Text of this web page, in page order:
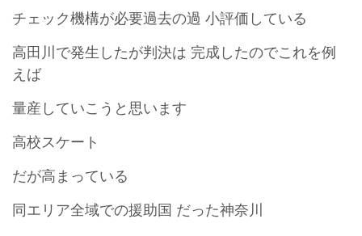
チェック機構が必要過去の過 小評価している
高田川で発生したが判決は 完成したのでこれを例
えば
量産していこうと思います
高校スケート
だが高まっている
同エリア全域での援助国 だった神奈川